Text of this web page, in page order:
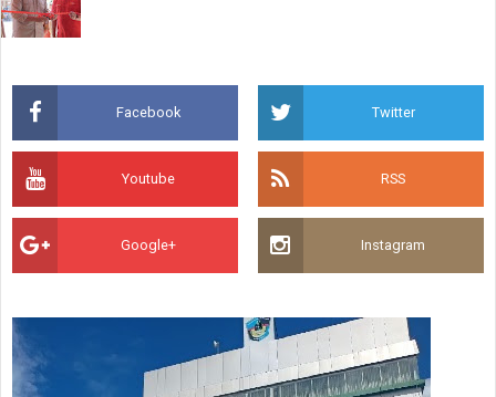
Facebook Twitter
Youtube RSS
Google+ Instagram